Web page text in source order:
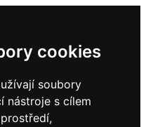
cookies
soubory
nástroje s cílem